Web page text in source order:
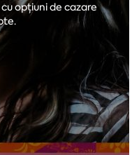
opțiuni de cazare